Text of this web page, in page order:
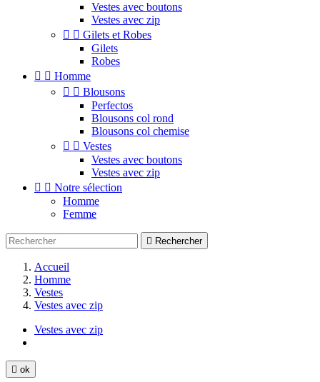
Vestes avec boutons
Vestes avec zip
  Gilets et Robes
Gilets
Robes
  Homme
  Blousons
Perfectos
Blousons col rond
Blousons col chemise
  Vestes
Vestes avec boutons
Vestes avec zip
  Notre sélection
Homme
Femme
 Rechercher
Accueil
Homme
Vestes
Vestes avec zip
Vestes avec zip
 ok